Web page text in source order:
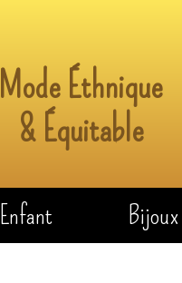
Mode Éthnique
& Équitable
Enfant Bijoux